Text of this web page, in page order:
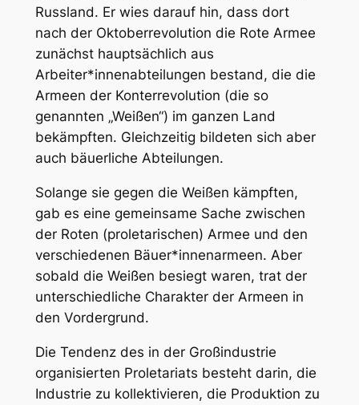
Russland. Er wies darauf hin, dass dort
nach der Oktoberrevolution die Rote Armee
zunächst hauptsächlich aus
Arbeiter*innenabteilungen bestand, die die
Armeen der Konterrevolution (die so
genannten „Weißen“) im ganzen Land
bekämpften. Gleichzeitig bildeten sich aber
auch bäuerliche Abteilungen.
Solange sie gegen die Weißen kämpften,
gab es eine gemeinsame Sache zwischen
der Roten (proletarischen) Armee und den
verschiedenen Bäuer*innenarmeen. Aber
sobald die Weißen besiegt waren, trat der
unterschiedliche Charakter der Armeen in
den Vordergrund.
Die Tendenz des in der Großindustrie
organisierten Proletariats besteht darin, die
Industrie zu kollektivieren, die Produktion zu